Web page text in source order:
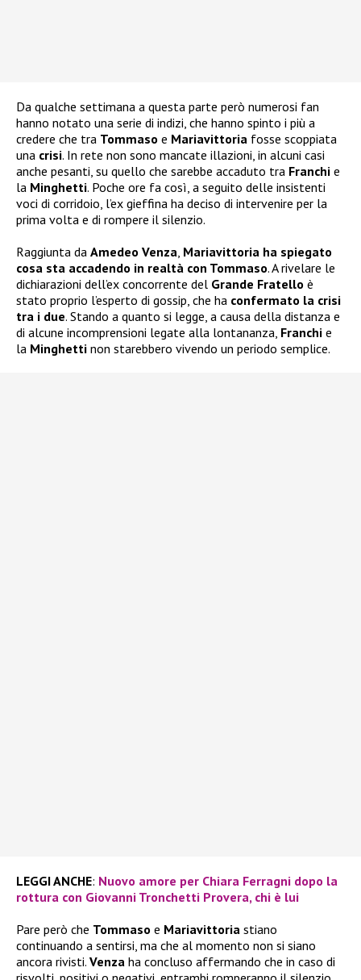
Da qualche settimana a questa parte però numerosi fan
hanno notato una serie di indizi, che hanno spinto i più a
credere che tra Tommaso e Mariavittoria fosse scoppiata
una crisi. In rete non sono mancate illazioni, in alcuni casi
anche pesanti, su quello che sarebbe accaduto tra Franchi e
la Minghetti. Poche ore fa così, a seguito delle insistenti
voci di corridoio, l’ex gieffina ha deciso di intervenire per la
prima volta e di rompere il silenzio.
Raggiunta da Amedeo Venza, Mariavittoria ha spiegato
cosa sta accadendo in realtà con Tommaso. A rivelare le
dichiarazioni dell’ex concorrente del Grande Fratello è
stato proprio l’esperto di gossip, che ha confermato la crisi
tra i due. Stando a quanto si legge, a causa della distanza e
di alcune incomprensioni legate alla lontananza, Franchi e
la Minghetti non starebbero vivendo un periodo semplice.
LEGGI ANCHE: Nuovo amore per Chiara Ferragni dopo la
rottura con Giovanni Tronchetti Provera, chi è lui
Pare però che Tommaso e Mariavittoria stiano
continuando a sentirsi, ma che al momento non si siano
ancora rivisti. Venza ha concluso affermando che in caso di